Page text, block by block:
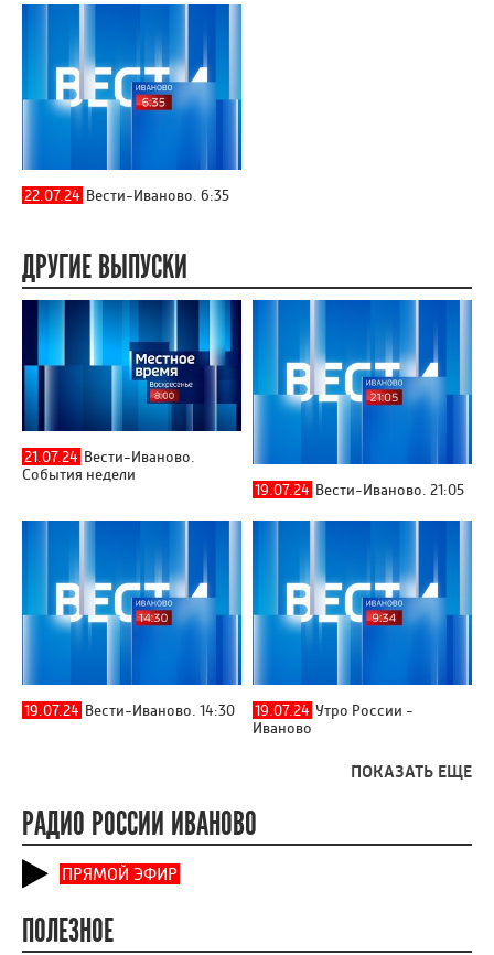
22.07.24 Вести-Иваново. 6:35
ДРУГИЕ ВЫПУСКИ
21.07.24 Вести-Иваново.
События недели
19.07.24 Вести-Иваново. 21:05
19.07.24 Вести-Иваново. 14:30 19.07.24 Утро России -
Иваново
ПОКАЗАТЬ ЕЩЕ
РАДИО РОССИИ ИВАНОВО
ПРЯМОЙ ЭФИР
ПОЛЕЗНОЕ